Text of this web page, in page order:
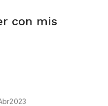
con mis
2023